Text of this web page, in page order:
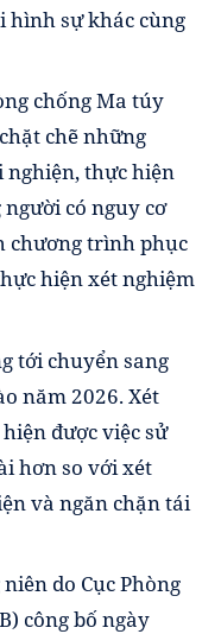
hình sự khác cùng
chống Ma túy
chẽ những
thực hiện
có nguy cơ
chương trình phục
hiện xét nghiệm
tới chuyển sang
năm 2026. Xét
được việc sử
hơn so với xét
và ngăn chặn tái
do Cục Phòng
công bố ngày